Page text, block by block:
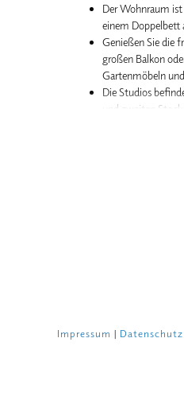
Der Wohnraum
einem Doppelbett
Genießen Sie die
großen Balkon
Gartenmöbeln
Die Studios
und zweiten Stock.
Impressum | Datenschutz